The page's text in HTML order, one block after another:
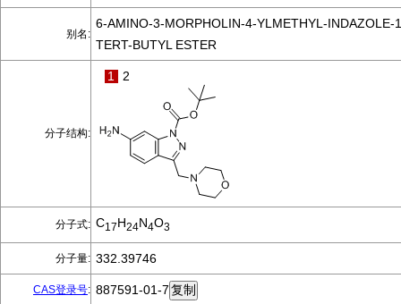
别名:
6-AMINO-3-MORPHOLIN-4-YLMETHYL-INDAZOLE-
TERT-BUTYL ESTER
分子结构:
1 2
分子式: C17H24N4O3
分子量: 332.39746
CAS登录号: 887591-01-7